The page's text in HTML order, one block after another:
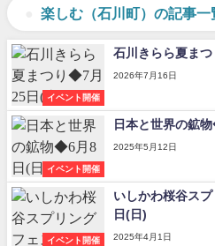
楽しむ（石川町）の記事一
イベント開催
石川きらら夏ま
2026年7月16日
イベント開催
日本と世界の鉱
2025年5月12日
イベント開催
いしかわ桜谷ス
日(日)
2025年4月1日